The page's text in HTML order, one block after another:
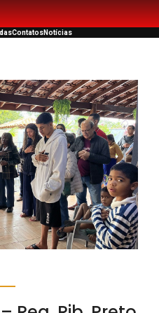
ContatosNotícias